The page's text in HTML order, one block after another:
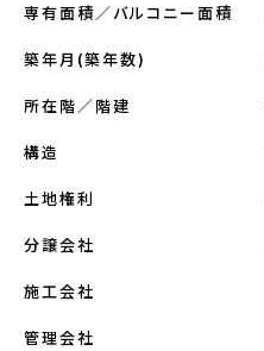
専有面積／バルコニー面積
築年月(築年数)
所在階／階建
構造
土地権利
分譲会社
施工会社
管理会社